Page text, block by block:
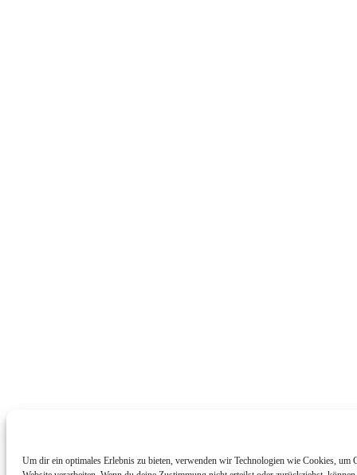
Um dir ein optimales Erlebnis zu bieten, verwenden wir Technologien wie Cookies,